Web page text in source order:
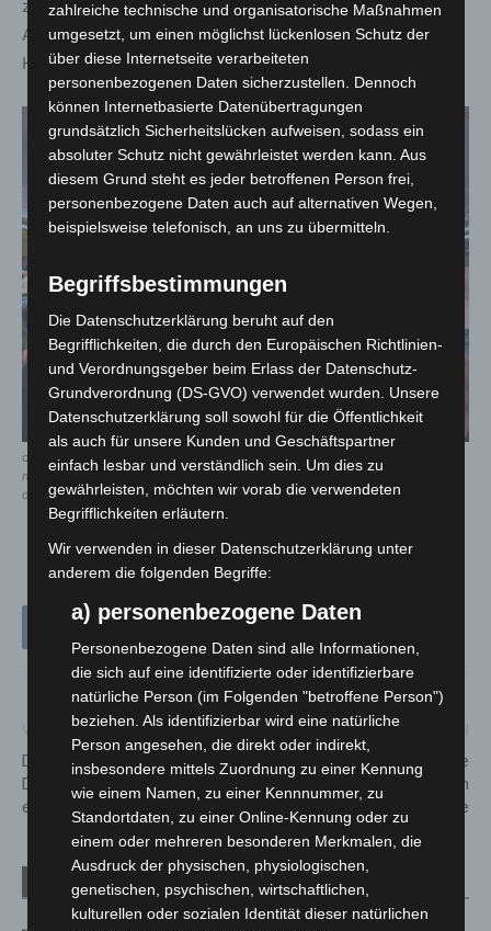
zeigt beispielhaft, wie durch gemeinsame
Anstrengungen und solidarisches Handeln
Herausforderungen bewältigt werden können.
ohne die rund 4.000 hochwasserhelfer*innen wäre so manche einsatzlage
nicht zu bewältigen gewesen. 900 von ihnen nahmen heute das dankeschön
der region hannover entgegen. © bernd günther / bg-press.de
Vorheriger Artikel
Die MHH ist auch am
Donnerstag und Freitag
erreichbar
Nächster Artikel
80 gemeinnützige
Organisationen präsentieren
sich auf der Freiwilligenbörse
Verwandte Artikel Mehr vom Autor
zahlreiche technische und organisatorische Maßnahmen
umgesetzt, um einen möglichst lückenlosen Schutz der
über diese Internetseite verarbeiteten
personenbezogenen Daten sicherzustellen. Dennoch
können Internetbasierte Datenübertragungen
grundsätzlich Sicherheitslücken aufweisen, sodass ein
absoluter Schutz nicht gewährleistet werden kann. Aus
diesem Grund steht es jeder betroffenen Person frei,
personenbezogene Daten auch auf alternativen Wegen,
beispielsweise telefonisch, an uns zu übermitteln.
Begriffsbestimmungen
Die Datenschutzerklärung beruht auf den
Begrifflichkeiten, die durch den Europäischen Richtlinien-
und Verordnungsgeber beim Erlass der Datenschutz-
Grundverordnung (DS-GVO) verwendet wurden. Unsere
Datenschutzerklärung soll sowohl für die Öffentlichkeit
als auch für unsere Kunden und Geschäftspartner
einfach lesbar und verständlich sein. Um dies zu
gewährleisten, möchten wir vorab die verwendeten
Begrifflichkeiten erläutern.
Wir verwenden in dieser Datenschutzerklärung unter
anderem die folgenden Begriffe:
a) personenbezogene Daten
Personenbezogene Daten sind alle Informationen,
die sich auf eine identifizierte oder identifizierbare
natürliche Person (im Folgenden "betroffene Person")
beziehen. Als identifizierbar wird eine natürliche
Person angesehen, die direkt oder indirekt,
insbesondere mittels Zuordnung zu einer Kennung
wie einem Namen, zu einer Kennnummer, zu
Standortdaten, zu einer Online-Kennung oder zu
einem oder mehreren besonderen Merkmalen, die
Ausdruck der physischen, physiologischen,
genetischen, psychischen, wirtschaftlichen,
kulturellen oder sozialen Identität dieser natürlichen